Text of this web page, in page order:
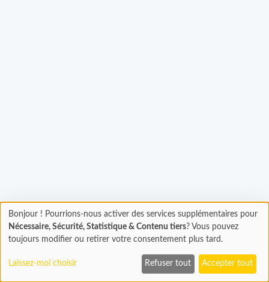
Chargement
En cours...
Bonjour ! Pourrions-nous activer des services supplémentaires pour
Nécessaire, Sécurité, Statistique & Contenu tiers? Vous pouvez
toujours modifier ou retirer votre consentement plus tard.
Laissez-moi choisir Refuser tout Accepter tout